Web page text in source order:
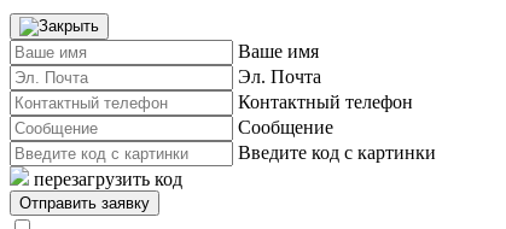
Ваше имя
Эл. Почта
Контактный телефон
Сообщение
Введите код с картинки
перезагрузить код